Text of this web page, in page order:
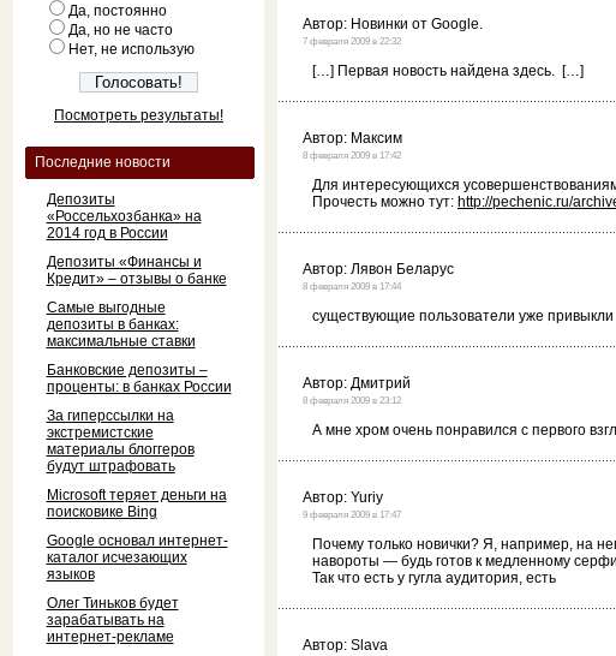
Да, постоянно
Да, но не часто
Нет, не использую
Посмотреть результаты!
Последние новости
Депозиты
«Россельхозбанка» на
2014 год в России
Депозиты «Финансы и
Кредит» – отзывы о банке
Самые выгодные
депозиты в банках:
максимальные ставки
Банковские депозиты –
проценты: в банках России
За гиперссылки на
экстремистские
материалы блоггеров
будут штрафовать
Microsoft теряет деньги на
поисковике Bing
Google основал интернет-
каталог исчезающих
языков
Олег Тиньков будет
зарабатывать на
интернет-рекламе
Автор: Новинки от Google.
7 февраля 2009 в 22:32
[…] Первая новость найдена здесь. […]
Автор: Максим
8 февраля 2009 в 17:42
Для интересующихся
Прочесть можно тут: http://pechenic.ru/
Автор: Лявон Беларус
8 февраля 2009 в 17:44
существующие пользователи уже привыкли
Автор: Дмитрий
8 февраля 2009 в 23:12
А мне хром очень понравился с первого
Автор: Yuriy
9 февраля 2009 в 17:47
Почему только новички? Я, например, на
навороты — будь готов к медленному
Так что есть у гугла аудитория, есть
Автор: Slava